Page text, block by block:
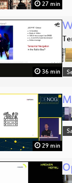
27 min
36 min
29 min